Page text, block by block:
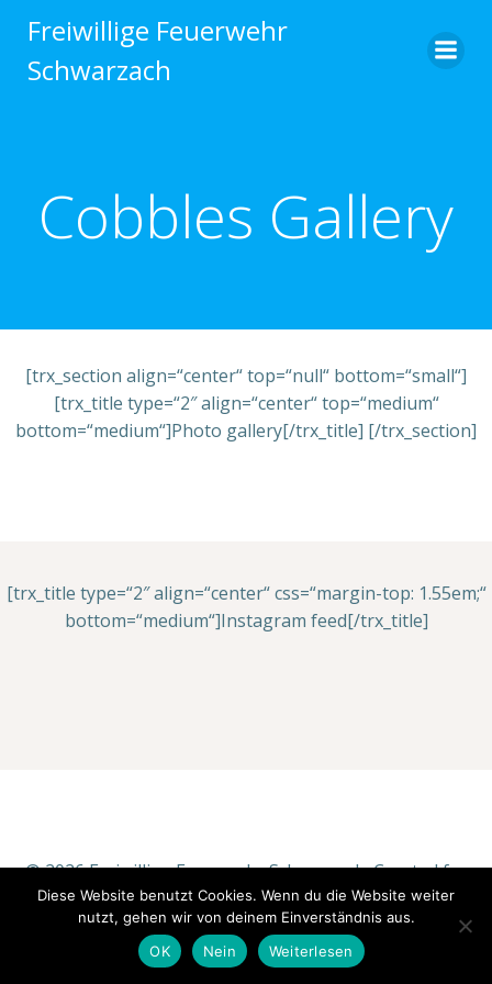
Inhalt
Freiwillige Feuerwehr
Schwarzach
Cobbles Gallery
[trx_section align=“center“ top=“null“ bottom=“small“]
[trx_title type=“2″ align=“center“ top=“medium“
bottom=“medium“]Photo gallery[/trx_title] [/trx_section]
[trx_title type=“2″ align=“center“ css=“margin-top: 1.55em;“
bottom=“medium“]Instagram feed[/trx_title]
© 2026 Freiwillige Feuerwehr Schwarzach. Created for
free using WordPress andColibri
Diese Website benutzt Cookies. Wenn du die Website weiter
nutzt, gehen wir von deinem Einverständnis aus.
OK
Nein Weiterlesen